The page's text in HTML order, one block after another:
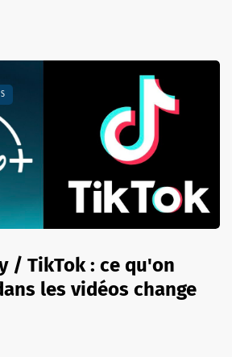
/ TikTok : ce qu'on
les vidéos change